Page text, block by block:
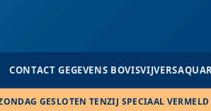
CONTACT GEGEVENS
GESLOTEN TENZIJ SPECIAAL VERMELD